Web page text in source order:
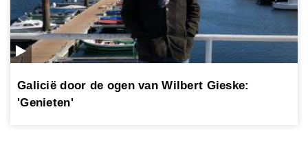
Galicië door de ogen van Wilbert Gieske:
'Genieten'